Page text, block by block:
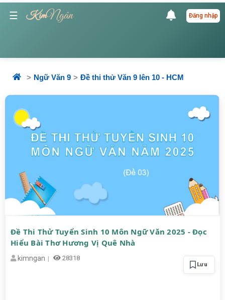
☰ KimNgân Đăng nhập
Ngữ Văn 9 Đề thi thử Văn 9 lên 10 - HCM
Đề Thi Thử Tuyển Sinh 10 Môn Ngữ Văn 2025 - Đọc
Hiểu Bài Thơ Hương Vị Quê Nhà
kimngan 28318
Lưu